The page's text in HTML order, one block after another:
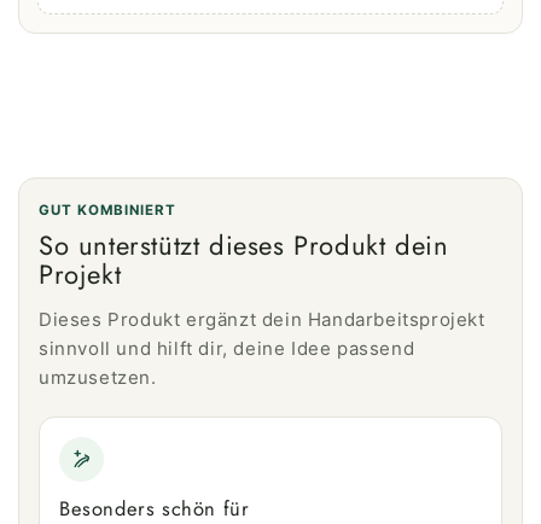
GUT KOMBINIERT
So unterstützt dieses Produkt dein
Projekt
Dieses Produkt ergänzt dein Handarbeitsprojekt
sinnvoll und hilft dir, deine Idee passend
umzusetzen.
Besonders schön für